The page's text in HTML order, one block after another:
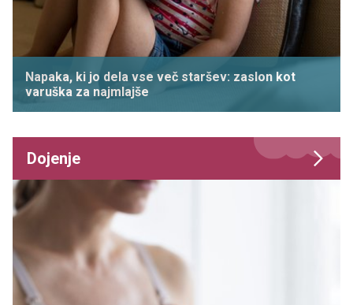
Napaka, ki jo dela vse več staršev: zaslon kot
varuška za najmlajše
Dojenje